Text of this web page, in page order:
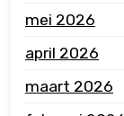
mei 2026
april 2026
maart 2026